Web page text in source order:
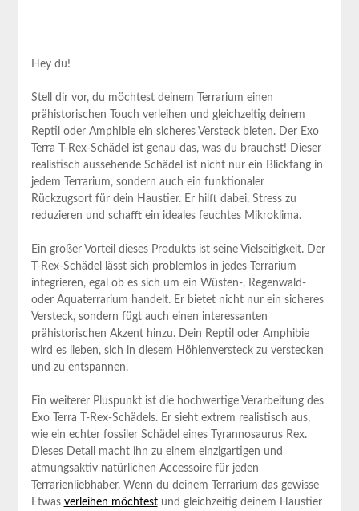
Hey du!
Stell dir vor, du möchtest deinem Terrarium einen
prähistorischen​ Touch⁣ verleihen ⁣und gleichzeitig deinem
Reptil oder Amphibie ein ‍sicheres Versteck bieten. Der Exo
Terra T-Rex-Schädel ‌ist genau das, ⁤was du⁤ brauchst! ⁢Dieser
realistisch aussehende Schädel ist nicht​ nur ein Blickfang in
‍jedem Terrarium, sondern⁣ auch ein funktionaler
Rückzugsort⁣ für dein Haustier. Er hilft dabei, Stress zu
reduzieren und schafft ein‍ ideales ‍feuchtes Mikroklima.
Ein großer Vorteil dieses Produkts ist seine Vielseitigkeit. Der
T-Rex-Schädel lässt sich problemlos in jedes Terrarium
integrieren, egal ob ⁣es sich um ⁤ein Wüsten-, Regenwald-
⁣oder Aquaterrarium handelt. Er bietet nicht nur ‍ein sicheres
Versteck, sondern fügt auch einen interessanten
prähistorischen Akzent ⁣hinzu. Dein Reptil oder Amphibie
wird es lieben, sich in diesem Höhlenversteck zu verstecken‍
und zu⁢ entspannen.
Ein weiterer Pluspunkt ist die hochwertige Verarbeitung des
Exo Terra T-Rex-Schädels. Er sieht extrem realistisch aus,
wie ein ⁣echter fossiler Schädel eines ⁤Tyrannosaurus Rex.⁢
Dieses Detail macht ‌ihn zu einem ⁤einzigartigen und
atmungsaktiv​ natürlichen Accessoire für ​jeden
Terrarienliebhaber. Wenn du deinem ‌Terrarium das⁢ gewisse
Etwas verleihen möchtestund gleichzeitig deinem Haustier